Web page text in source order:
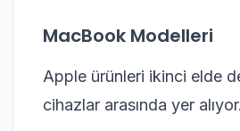
MacBook Modelleri
Apple ürünleri ikinci elde
cihazlar arasında yer alıyor.